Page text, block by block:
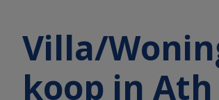
Villa/
koop in Ath